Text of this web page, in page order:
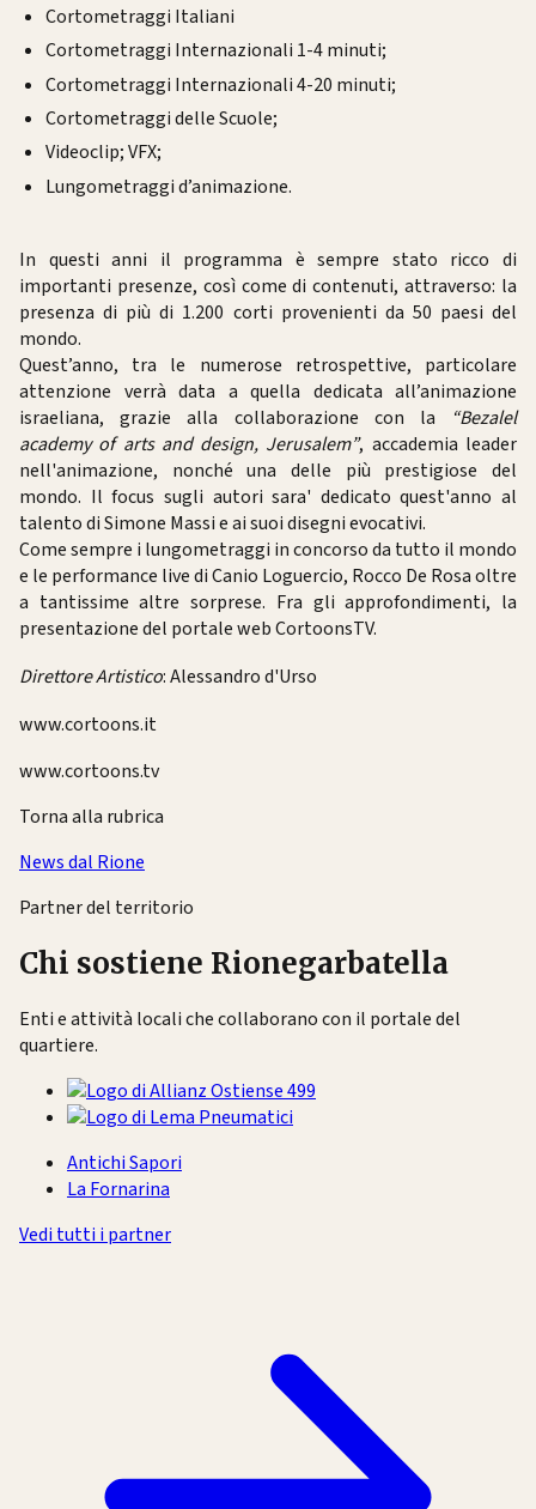
Cortometraggi Italiani
Cortometraggi Internazionali 1-4 minuti;
Cortometraggi Internazionali 4-20 minuti;
Cortometraggi delle Scuole;
Videoclip; VFX;
Lungometraggi d’animazione.
In questi anni il programma è sempre stato ricco di
importanti presenze, così come di contenuti, attraverso: la
presenza di più di 1.200 corti provenienti da 50 paesi del
mondo.
Quest’anno, tra le numerose retrospettive, particolare
attenzione verrà data a quella dedicata all’animazione
israeliana, grazie alla collaborazione con la
“Bezalel
academy of arts and design, Jerusalem”, accademia leader
nell'animazione, nonché una delle più prestigiose del
mondo. Il focus sugli autori sara' dedicato quest'anno al
talento di Simone Massi e ai suoi disegni evocativi.
Come sempre i lungometraggi in concorso da tutto il mondo
e le performance live di Canio Loguercio, Rocco De Rosa oltre
a tantissime altre sorprese. Fra gli approfondimenti, la
presentazione del portale web CortoonsTV.
Direttore Artistico: Alessandro d'Urso
www.cortoons.it
www.cortoons.tv
Torna alla rubrica
News dal Rione
Partner del territorio
Chi sostiene Rionegarbatella
Enti e attività locali che collaborano con il portale del
quartiere.
Antichi Sapori
La Fornarina
Vedi tutti i partner